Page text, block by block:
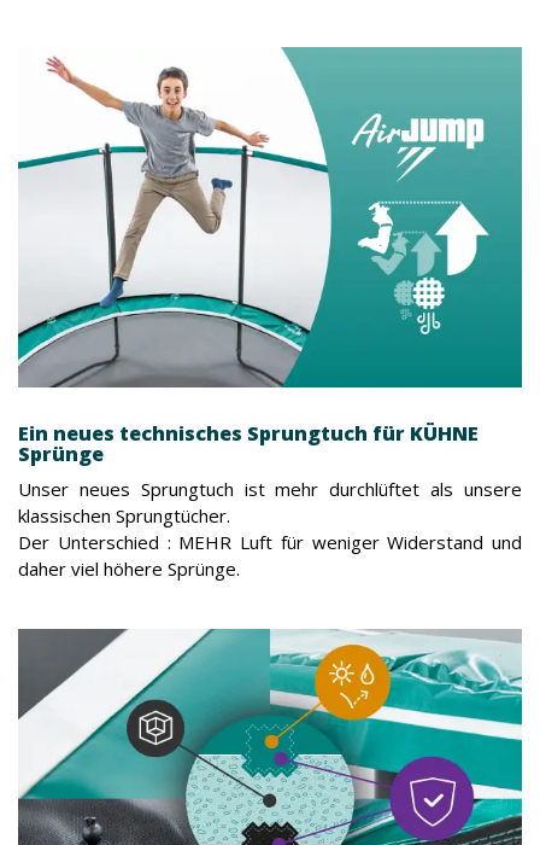
Ein neues technisches Sprungtuch für KÜHNE
Sprünge
Unser neues Sprungtuch ist mehr durchlüftet als unsere
klassischen Sprungtücher.
Der Unterschied : MEHR Luft für weniger Widerstand und
daher viel höhere Sprünge.